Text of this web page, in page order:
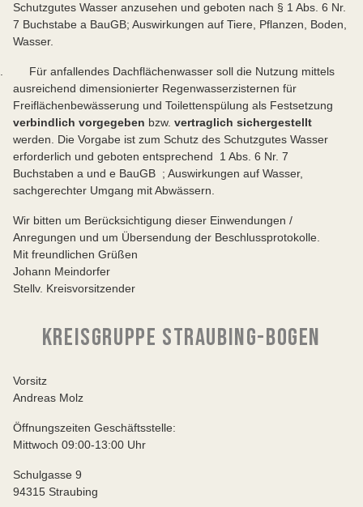
Schutzgutes Wasser anzusehen und geboten nach § 1 Abs. 6 Nr.
7 Buchstabe a BauGB; Auswirkungen auf Tiere, Pflanzen, Boden,
Wasser.
Für anfallendes Dachflächenwasser soll die Nutzung mittels
ausreichend dimensionierter Regenwasserzisternen für
Freiflächenbewässerung und Toilettenspülung als Festsetzung
verbindlich vorgegeben bzw. vertraglich sichergestellt
werden. Die Vorgabe ist zum Schutz des Schutzgutes Wasser
erforderlich und geboten entsprechend 1 Abs. 6 Nr. 7
Buchstaben a und e BauGB ; Auswirkungen auf Wasser,
sachgerechter Umgang mit Abwässern.
Wir bitten um Berücksichtigung dieser Einwendungen /
Anregungen und um Übersendung der Beschlussprotokolle.
Mit freundlichen Grüßen
Johann Meindorfer
Stellv. Kreisvorsitzender
KREISGRUPPE STRAUBING-BOGEN
Vorsitz
Andreas Molz
Öffnungszeiten Geschäftsstelle:
Mittwoch 09:00-13:00 Uhr
Schulgasse 9
94315 Straubing